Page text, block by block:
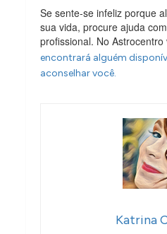
Se sente-se infeliz porque
sua vida, procure ajuda
profissional. No
encontrará alguém
aconselhar você.
Katrina